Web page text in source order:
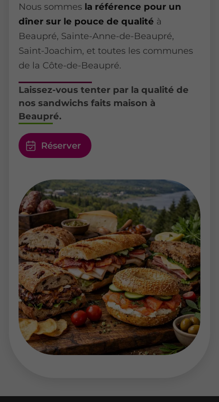
Nous sommes la référence pour un
dîner sur le pouce de qualité à
Beaupré, Sainte-Anne-de-Beaupré,
Saint-Joachim, et toutes les communes
de la Côte-de-Beaupré.
Laissez-vous tenter par la qualité de
nos sandwichs faits maison à
Beaupré.
Réserver